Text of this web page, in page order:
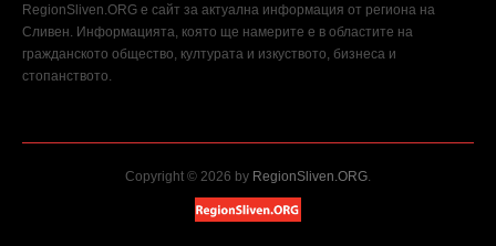
RegionSliven.ORG е сайт за актуална информация от региона на
Сливен. Информацията, която ще намерите е в областите на
гражданското общество, културата и изкуството, бизнеса и
стопанството.
Copyright © 2026 by RegionSliven.ORG.